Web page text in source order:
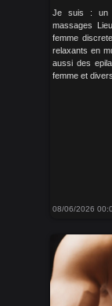
Je suis : un
massages
femme
relaxants en
aussi des
femme et
08/06/2026